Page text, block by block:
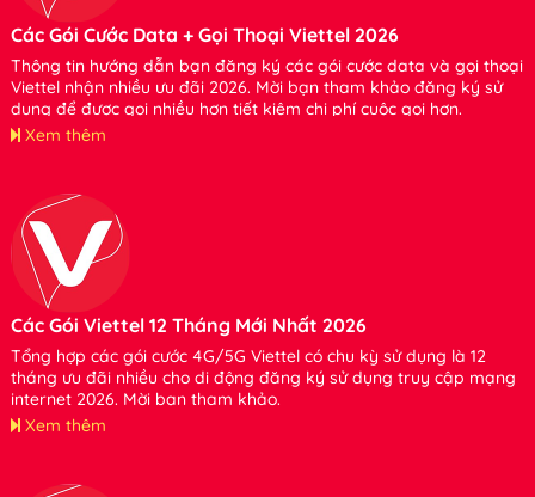
Các Gói Cước Data + Gọi Thoại Viettel 2026
Thông tin hướng dẫn bạn đăng ký các gói cước data và gọi thoại
Viettel nhận nhiều ưu đãi 2026. Mời bạn tham khảo đăng ký sử
dụng để được gọi nhiều hơn tiết kiệm chi phí cuộc gọi hơn.
Xem thêm
Các Gói Viettel 12 Tháng Mới Nhất 2026
Tổng hợp các gói cước 4G/5G Viettel có chu kỳ sử dụng là 12
tháng ưu đãi nhiều cho di động đăng ký sử dụng truy cập mạng
internet 2026. Mời bạn tham khảo.
Xem thêm